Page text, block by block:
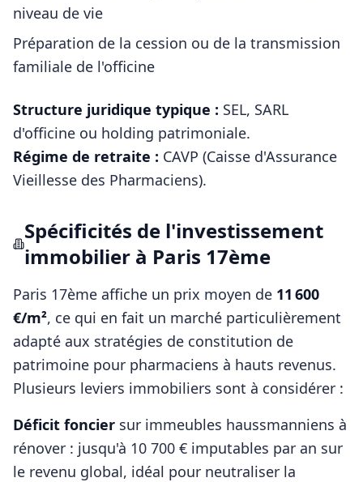
niveau de vie
Préparation de la cession ou de la transmission
familiale de l'officine
Structure juridique typique : SEL, SARL
d'officine ou holding patrimoniale.
Régime de retraite : CAVP (Caisse d'Assurance
Vieillesse des Pharmaciens).
Spécificités de l'investissement
immobilier à Paris 17ème
Paris 17ème affiche un prix moyen de 11 600
€/m², ce qui en fait un marché particulièrement
adapté aux stratégies de constitution de
patrimoine pour pharmaciens à hauts revenus.
Plusieurs leviers immobiliers sont à considérer :
Déficit foncier sur immeubles haussmanniens à
rénover : jusqu'à 10 700 € imputables par an sur
le revenu global, idéal pour neutraliser la